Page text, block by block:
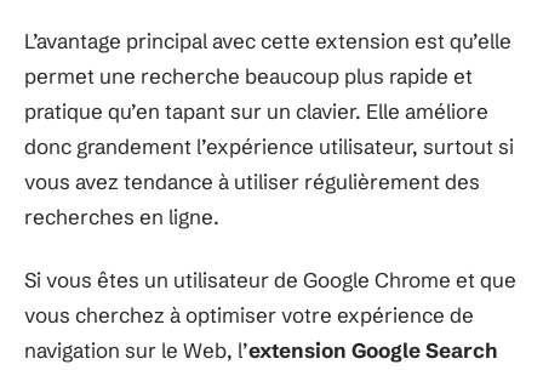
L’avantage principal avec cette extension est qu’elle
permet une recherche beaucoup plus rapide et
pratique qu’en tapant sur un clavier. Elle améliore
donc grandement l’expérience utilisateur, surtout si
vous avez tendance à utiliser régulièrement des
recherches en ligne.
Si vous êtes un utilisateur de Google Chrome et que
vous cherchez à optimiser votre expérience de
navigation sur le Web, l’extension Google Search